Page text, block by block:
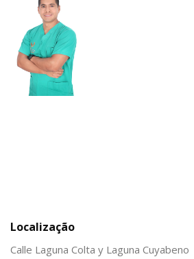
Localização
Calle Laguna Colta y Laguna Cuyabeno